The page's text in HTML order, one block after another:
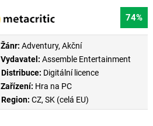
74%
Žánr: Adventury, Akční
Vydavatel: Assemble Entertainment
Distribuce: Digitální licence
Zařízení: Hra na PC
Region: CZ, SK (celá EU)